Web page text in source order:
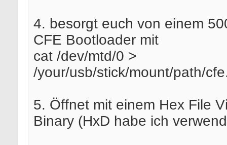
4. besorgt euch von einem
CFE Bootloader mit
cat /dev/mtd/0 >
/your/usb/stick/mount/path/
5. Öffnet mit einem Hex File
Binary (HxD habe ich